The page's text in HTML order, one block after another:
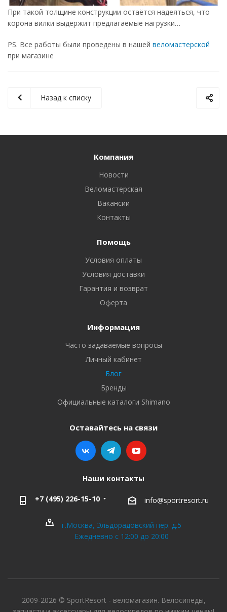
При такой толщине конструкции остаётся надеяться, что
корона вилки выдержит предлагаемые нагрузки…
PS. Все работы были проведены в нашей веломастерской
при магазине
Назад к списку
Компания
Новости
Веломастерская
Вакансии
Контакты
Помощь
Условия оплаты
Условия доставки
Гарантия и возврат
Оферта
Информация
Часто задаваемые вопросы
Личный кабинет
Блог
Бренды
Официальные каталоги Shimano
Оставайтесь на связи
Наши контакты
+7 (495) 226-15-10 info@sportresort.ru
г.Москва, Эльдорадовский пер. д.5
Ежедневно с 12:00 до 20:00
2009-2026 © SportResort - веломагазин. Велосипеды,